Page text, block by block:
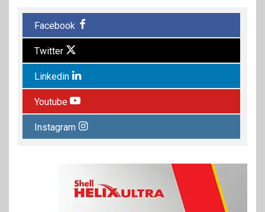
Facebook
Twitter
Linkedin
Youtube
Instagram